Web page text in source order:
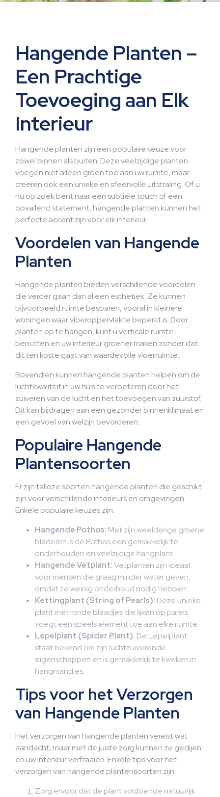
Hangende Planten –
Een Prachtige
Toevoeging aan Elk
Interieur
Hangende planten zijn een populaire keuze voor
zowel binnen als buiten. Deze veelzijdige planten
voegen niet alleen groen toe aan uw ruimte, maar
creëren ook een unieke en sfeervolle uitstraling. Of u
nu op zoek bent naar een subtiele touch of een
opvallend statement, hangende planten kunnen het
perfecte accent zijn voor elk interieur.
Voordelen van Hangende
Planten
Hangende planten bieden verschillende voordelen
die verder gaan dan alleen esthetiek. Ze kunnen
bijvoorbeeld ruimte besparen, vooral in kleinere
woningen waar vloeroppervlakte beperkt is. Door
planten op te hangen, kunt u verticale ruimte
benutten en uw interieur groener maken zonder dat
dit ten koste gaat van waardevolle vloerruimte.
Bovendien kunnen hangende planten helpen om de
luchtkwaliteit in uw huis te verbeteren door het
zuiveren van de lucht en het toevoegen van zuurstof.
Dit kan bijdragen aan een gezonder binnenklimaat en
een gevoel van welzijn bevorderen.
Populaire Hangende
Plantensoorten
Er zijn talloze soorten hangende planten die geschikt
zijn voor verschillende interieurs en omgevingen.
Enkele populaire keuzes zijn:
Hangende Pothos: Met zijn weelderige groene
bladeren is de Pothos een gemakkelijk te
onderhouden en veelzijdige hangplant.
Hangende Vetplant:Vetplanten zijn ideaal
voor mensen die graag minder water geven,
omdat ze weinig onderhoud nodig hebben.
Kettingplant (String of Pearls): Deze unieke
plant met ronde blaadjes die lijken op parels
voegt een speels element toe aan elke ruimte.
Lepelplant (Spider Plant): De Lepelplant
staat bekend om zijn luchtzuiverende
eigenschappen en is gemakkelijk te kweken in
hangmandjes.
Tips voor het Verzorgen
van Hangende Planten
Het verzorgen van hangende planten vereist wat
aandacht, maar met de juiste zorg kunnen ze gedijen
en uw interieur verfraaien. Enkele tips voor het
verzorgen van hangende plantensoorten zijn:
Zorg ervoor dat de plant voldoende natuurlijk